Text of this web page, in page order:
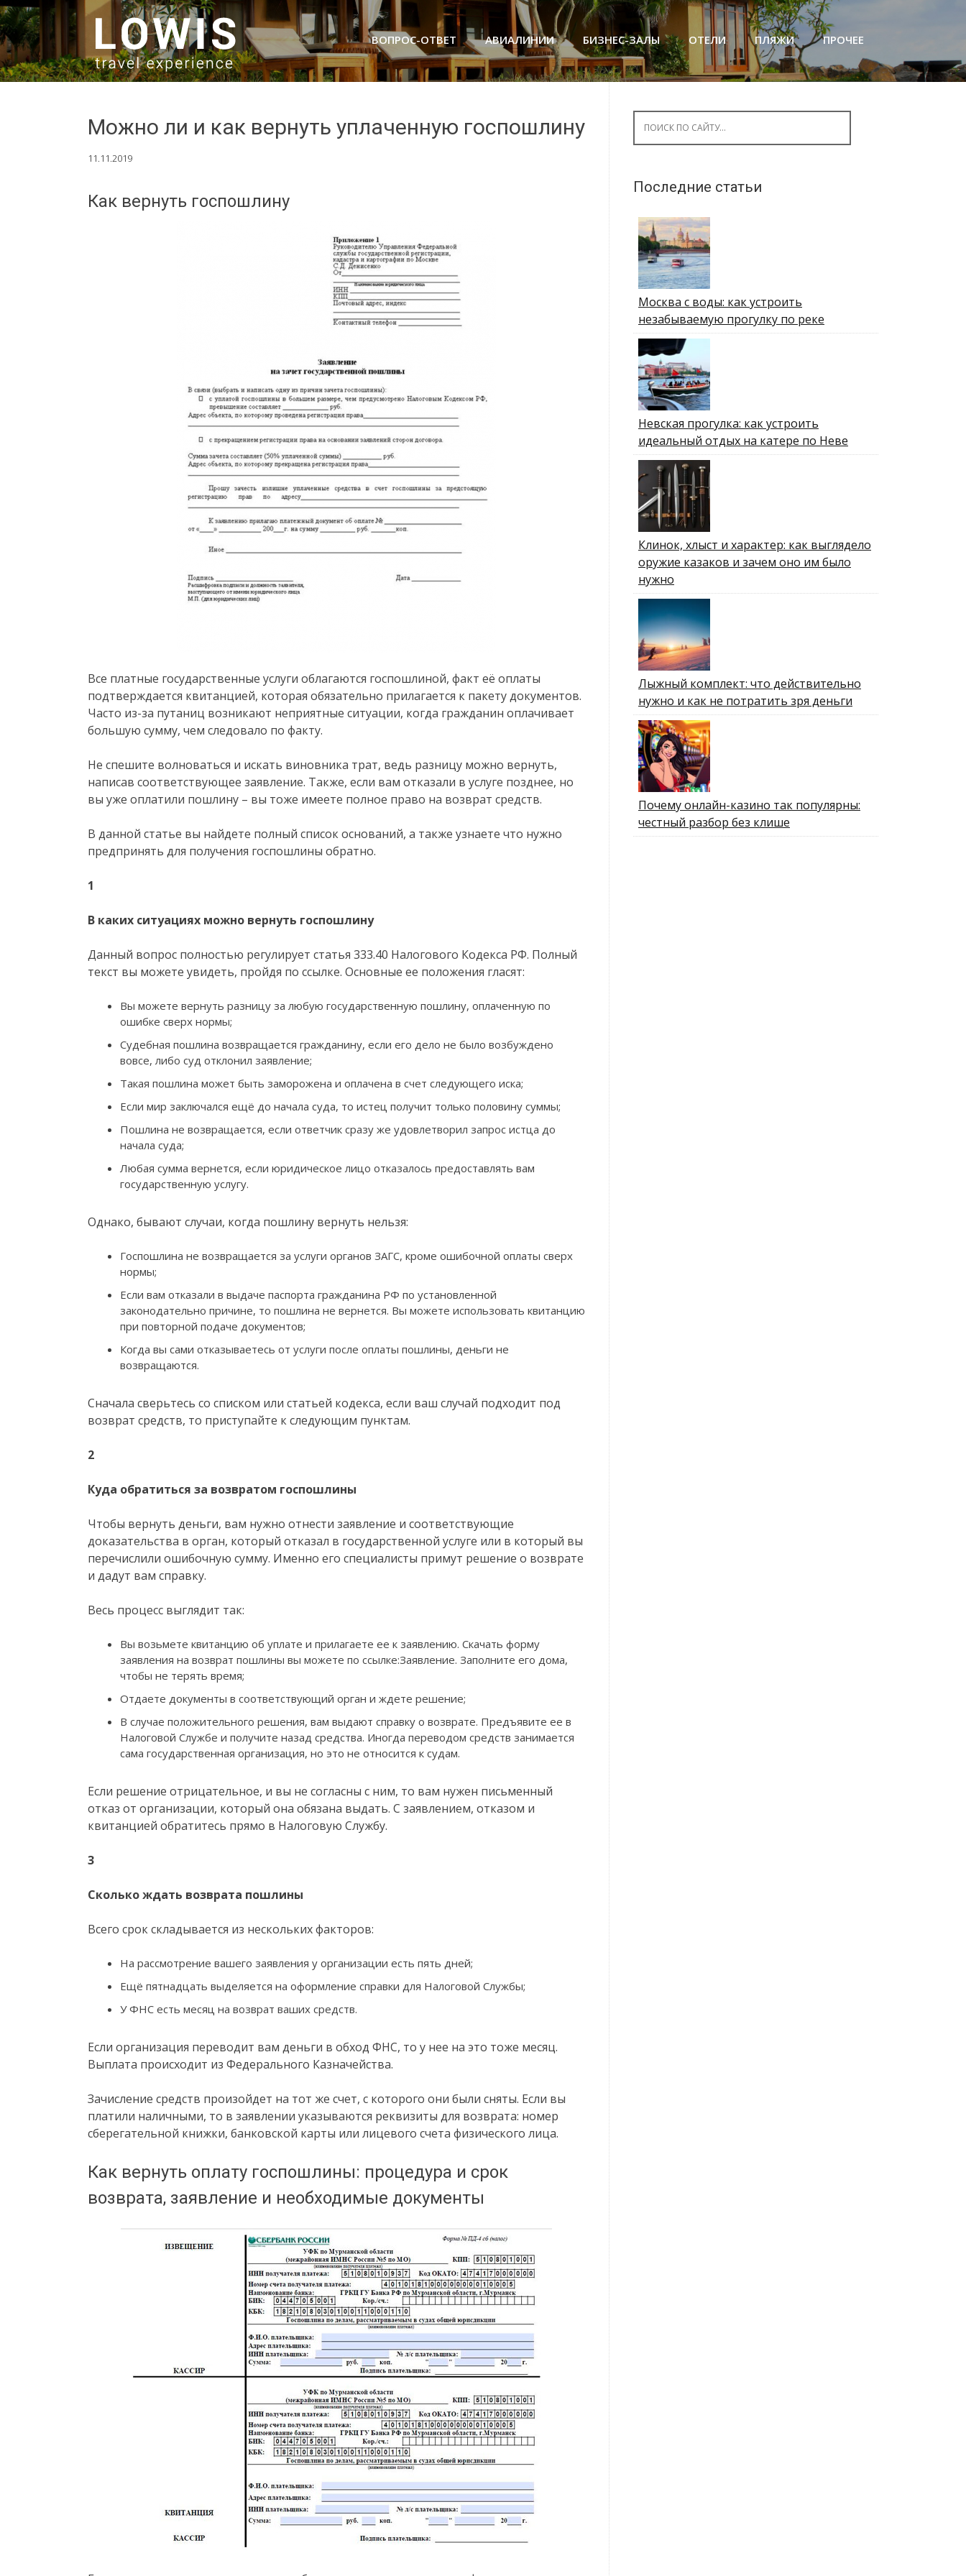
SKIP TO CONTENT ПРОЧЕЕ
ПЛЯЖИ
ОТЕЛИ
БИЗНЕС-ЗАЛЫ
АВИАЛИНИИ
ВОПРОС-ОТВЕТ
Можно ли и как вернуть уплаченную госпошлину
11.11.2019
Как вернуть госпошлину
Все платные государственные услуги облагаются госпошлиной, факт её оплаты
подтверждается квитанцией, которая обязательно прилагается к пакету документов.
Часто из-за путаниц возникают неприятные ситуации, когда гражданин оплачивает
большую сумму, чем следовало по факту.
Не спешите волноваться и искать виновника трат, ведь разницу можно вернуть,
написав соответствующее заявление. Также, если вам отказали в услуге позднее, но
вы уже оплатили пошлину – вы тоже имеете полное право на возврат средств.
В данной статье вы найдете полный список оснований, а также узнаете что нужно
предпринять для получения госпошлины обратно.
1
В каких ситуациях можно вернуть госпошлину
Данный вопрос полностью регулирует статья 333.40 Налогового Кодекса РФ. Полный
текст вы можете увидеть, пройдя по ссылке. Основные ее положения гласят:
Вы можете вернуть разницу за любую государственную пошлину, оплаченную по
ошибке сверх нормы;
Судебная пошлина возвращается гражданину, если его дело не было возбуждено
вовсе, либо суд отклонил заявление;
Такая пошлина может быть заморожена и оплачена в счет следующего иска;
Если мир заключался ещё до начала суда, то истец получит только половину суммы;
Пошлина не возвращается, если ответчик сразу же удовлетворил запрос истца до
начала суда;
Любая сумма вернется, если юридическое лицо отказалось предоставлять вам
государственную услугу.
Однако, бывают случаи, когда пошлину вернуть нельзя:
Госпошлина не возвращается за услуги органов ЗАГС, кроме ошибочной оплаты сверх
нормы;
Если вам отказали в выдаче паспорта гражданина РФ по установленной
законодательно причине, то пошлина не вернется. Вы можете использовать квитанцию
при повторной подаче документов;
Когда вы сами отказываетесь от услуги после оплаты пошлины, деньги не
возвращаются.
Сначала сверьтесь со списком или статьей кодекса, если ваш случай подходит под
возврат средств, то приступайте к следующим пунктам.
2
Куда обратиться за возвратом госпошлины
Чтобы вернуть деньги, вам нужно отнести заявление и соответствующие
доказательства в орган, который отказал в государственной услуге или в который вы
перечислили ошибочную сумму. Именно его специалисты примут решение о возврате
и дадут вам справку.
Весь процесс выглядит так:
Вы возьмете квитанцию об уплате и прилагаете ее к заявлению. Скачать форму
заявления на возврат пошлины вы можете по ссылке:Заявление. Заполните его дома,
чтобы не терять время;
Отдаете документы в соответствующий орган и ждете решение;
В случае положительного решения, вам выдают справку о возврате. Предъявите ее в
Налоговой Службе и получите назад средства. Иногда переводом средств занимается
сама государственная организация, но это не относится к судам.
Если решение отрицательное, и вы не согласны с ним, то вам нужен письменный
отказ от организации, который она обязана выдать. С заявлением, отказом и
квитанцией обратитесь прямо в Налоговую Службу.
3
Сколько ждать возврата пошлины
Всего срок складывается из нескольких факторов:
На рассмотрение вашего заявления у организации есть пять дней;
Ещё пятнадцать выделяется на оформление справки для Налоговой Службы;
У ФНС есть месяц на возврат ваших средств.
Если организация переводит вам деньги в обход ФНС, то у нее на это тоже месяц.
Выплата происходит из Федерального Казначейства.
Зачисление средств произойдет на тот же счет, с которого они были сняты. Если вы
платили наличными, то в заявлении указываются реквизиты для возврата: номер
сберегательной книжки, банковской карты или лицевого счета физического лица.
Как вернуть оплату госпошлины: процедура и срок
возврата, заявление и необходимые документы
Последние статьи
Москва с воды: как устроить
незабываемую прогулку по реке
Невская прогулка: как устроить
идеальный отдых на катере по Неве
Клинок, хлыст и характер: как выглядело
оружие казаков и зачем оно им было
нужно
Лыжный комплект: что действительно
нужно и как не потратить зря деньги
Почему онлайн-казино так популярны:
честный разбор без клише